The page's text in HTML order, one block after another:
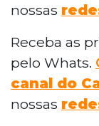
nossas
Receba as
pelo Whats.
canal do
nossas